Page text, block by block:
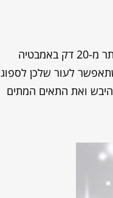
פילינג זה ממש מאסט בכל הקשור לאמבטיית חורף חמימה. לאחר שהות של יותר מ-20 דק באמבטיה
לעור שלכן לספוג
היבש ואת התאים המתים